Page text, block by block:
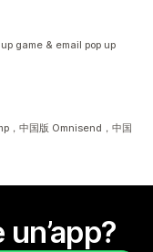
game & email pop up
，中国版 Omnisend，中国